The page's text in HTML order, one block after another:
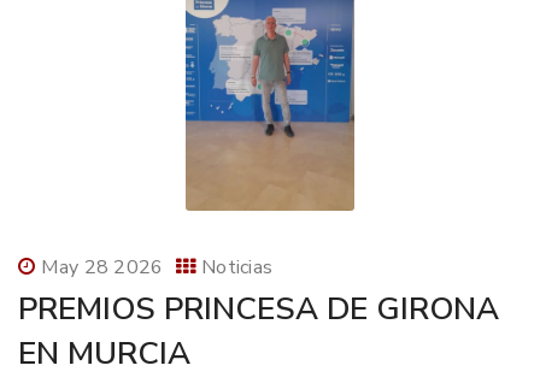
May 28 2026 Noticias
PREMIOS PRINCESA DE GIRONA
EN MURCIA